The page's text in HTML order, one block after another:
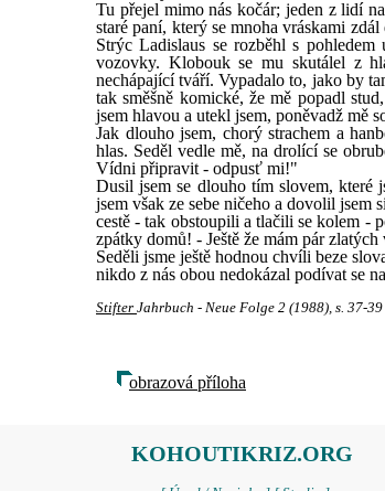
Tu přejel mimo nás kočár; jeden z lidí
staré paní, který se mnoha vráskami
Strýc Ladislaus se rozběhl s
vozovky. Klobouk se mu skutálel z
nechápající tváří. Vypadalo to, jako by
tak směšně komické, že mě popadl
jsem hlavou a utekl jsem, poněvadž mě
Jak dlouho jsem, chorý strachem a
hlas. Seděl vedle mě, na drolící se
Vídni připravit - odpusť mi!"
Dusil jsem se dlouho tím slovem, které
jsem však ze sebe ničeho a dovolil jsem
cestě - tak obstoupili a tlačili se kolem -
zpátky domů! - Ještě že mám pár
Seděli jsme ještě hodnou chvíli beze
nikdo z nás obou nedokázal podívat se
Stifter Jahrbuch - Neue Folge 2 (1988), s. 37-39
obrazová příloha
KOHOUTIKRIZ.ORG